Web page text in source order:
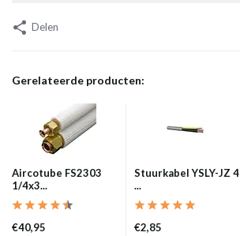
Delen
Gerelateerde producten:
Aircotube FS2303
1/4x3...
€40,95
Stuurkabel YSLY-JZ 4
...
€2,85